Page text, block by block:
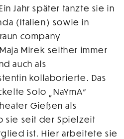
Jahr später tanzte sie in
(Italien) sowie in
company
Mirek seither immer
auch als
kollaborierte. Das
Solo „NaYmA“
Gießen als
sie seit der Spielzeit
ist. Hier arbeitete sie